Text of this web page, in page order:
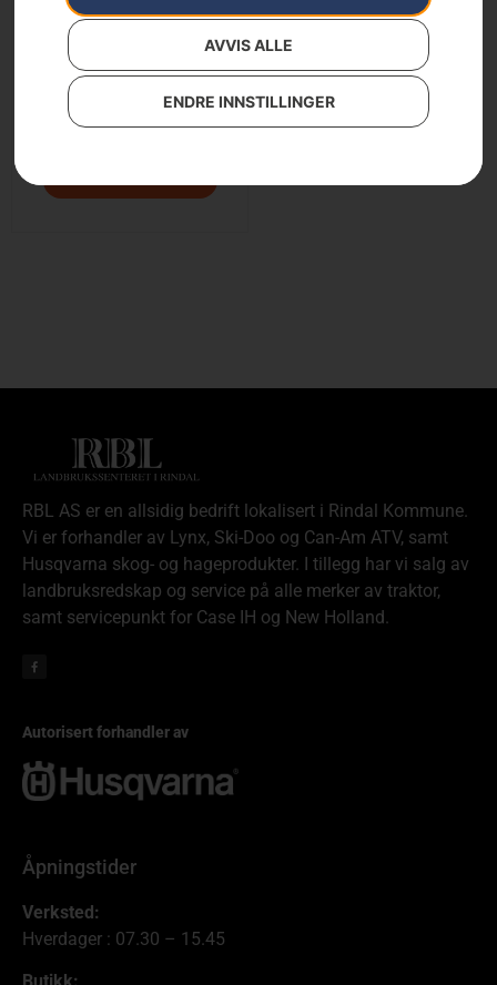
AVVIS ALLE
ENDRE INNSTILLINGER
Husqvarna LB 246iS
8 399kr
RBL AS er en allsidig bedrift lokalisert i Rindal Kommune.
Vi er forhandler av Lynx, Ski-Doo og Can-Am ATV, samt
Husqvarna skog- og hageprodukter. I tillegg har vi salg av
landbruksredskap og service på alle merker av traktor,
samt servicepunkt for Case IH og New Holland.
Autorisert forhandler av
Åpningstider
Verksted:
Hverdager : 07.30 – 15.45